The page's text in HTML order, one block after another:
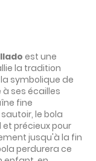
est une
la tradition
symbolique de
ses écailles
fine
le bola
précieux pour
jusqu'à la fin
perdurera ce